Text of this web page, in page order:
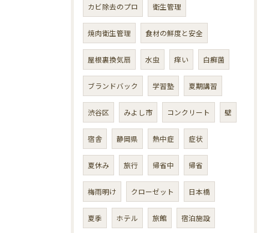
カビ除去のプロ 衛生管理
焼肉衛生管理 食材の鮮度と安全
屋根裏換気扇 水虫 痒い 白癬菌
ブランドバック 学習塾 夏期講習
渋谷区 みよし市 コンクリート 壁
宿舎 静岡県 熱中症 症状
夏休み 旅行 帰省中 帰省
梅雨明け クローゼット 日本橋
夏季 ホテル 旅館 宿泊施設